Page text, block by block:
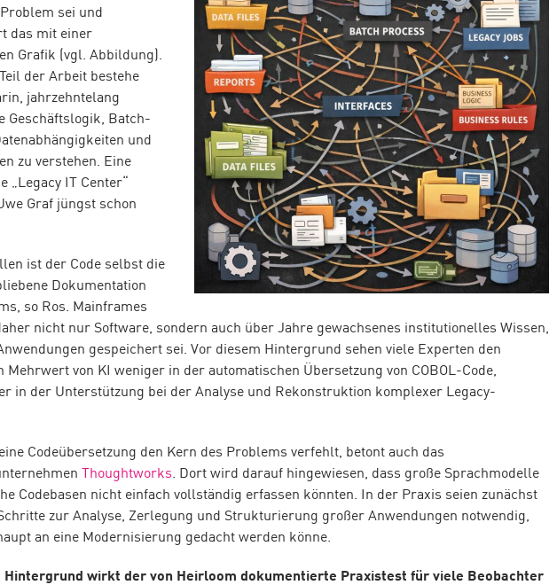
sei und
das mit einer
Grafik (vgl. Abbildung).
der Arbeit bestehe
jahrzehntelang
Geschäftslogik, Batch-
und
zu verstehen. Eine
„Legacy IT Center“
Graf jüngst schon
ist der Code selbst die
Dokumentation
so Ros. Mainframes
nicht nur Software, sondern auch über Jahre gewachsenes institutionelles Wissen,
gespeichert sei. Vor diesem Hintergrund sehen viele Experten den
Mehrwert von KI weniger in der automatischen Übersetzung von COBOL-Code,
in der Unterstützung bei der Analyse und Rekonstruktion komplexer Legacy-
Codeübersetzung den Kern des Problems verfehlt, betont auch das
Thoughtworks. Dort wird darauf hingewiesen, dass große Sprachmodelle
Codebasen nicht einfach vollständig erfassen könnten. In der Praxis seien zunächst
zur Analyse, Zerlegung und Strukturierung großer Anwendungen notwendig,
an eine Modernisierung gedacht werden könne.
Hintergrund wirkt der von Heirloom dokumentierte Praxistest für viele Beobachter